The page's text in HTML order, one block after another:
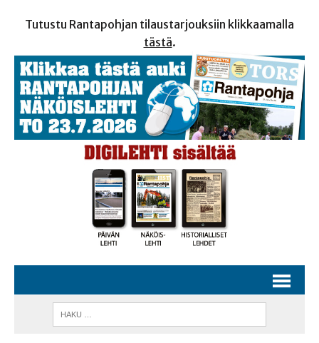
Tutustu Rantapohjan tilaustarjouksiin klikkaamalla
tästä.